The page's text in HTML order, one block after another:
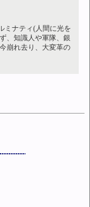
ミナティ(人間に光を
、知識人や軍隊、銀
崩れ去り、大変革の